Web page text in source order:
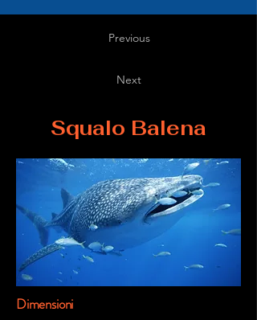
Previous
Next
Squalo Balena
Dimensioni